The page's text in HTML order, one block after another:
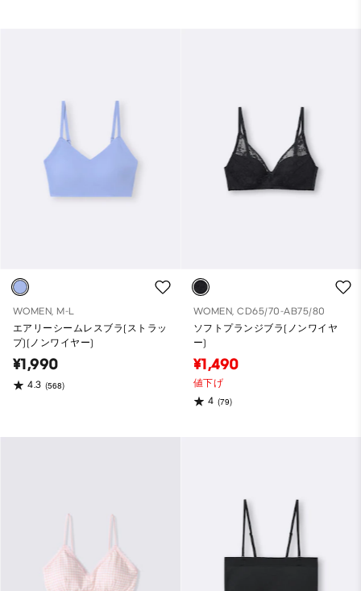
WOMEN, M-L
エアリーシームレスブラ(ストラッ
プ)(ノンワイヤー)
¥1,990
4.3 (568)
WOMEN, CD65/70-AB75/80
ソフトプランジブラ(ノンワイヤ
ー)
¥1,490
値下げ
4 (79)